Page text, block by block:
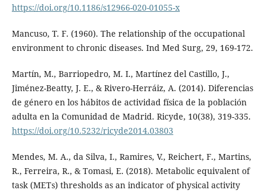
https://doi.org/10.1186/s12966-020-01055-x
Mancuso, T. F. (1960). The relationship of the occupational
environment to chronic diseases. Ind Med Surg, 29, 169-172.
Martín, M., Barriopedro, M. I., Martínez del Castillo, J.,
Jiménez-Beatty, J. E., & Rivero-Herráiz, A. (2014). Diferencias
de género en los hábitos de actividad física de la población
adulta en la Comunidad de Madrid. Ricyde, 10(38), 319-335.
https://doi.org/10.5232/ricyde2014.03803
Mendes, M. A., da Silva, I., Ramires, V., Reichert, F., Martins,
R., Ferreira, R., & Tomasi, E. (2018). Metabolic equivalent of
task (METs) thresholds as an indicator of physical activity